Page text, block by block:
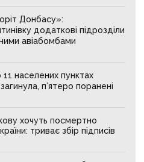
Донбасу»:
додаткові підрозділи
авіабомбами
населених пунктах
п’ятеро поранені
хочуть посмертно
триває збір підписів